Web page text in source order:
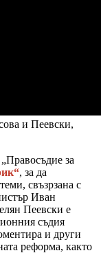
и Пеевски,
за
, за да
свъзрзана с
Иван
Пеевски е
съдия
и други
реформа, както